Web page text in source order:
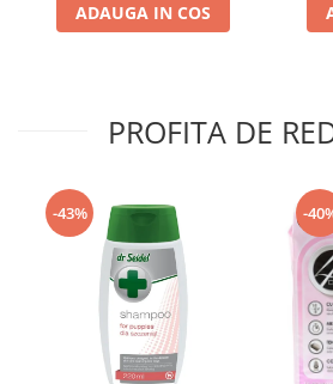
ADAUGA IN COS
PROFITA DE
-43% -